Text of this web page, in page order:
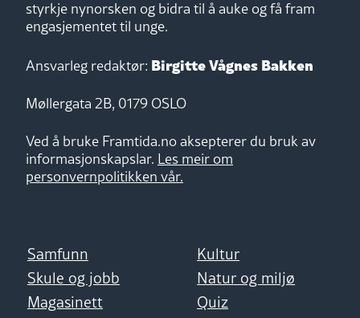
styrkje nynorsken og bidra til å auke og få fram
engasjementet til unge.
Ansvarleg redaktør: Birgitte Vågnes Bakken
Møllergata 2B, 0179 OSLO
Ved å bruke Framtida.no aksepterer du bruk av
informasjonskapslar. Les meir om
personvernpolitikken vår.
Samfunn
Kultur
Skule og jobb
Natur og miljø
Magasinett
Quiz